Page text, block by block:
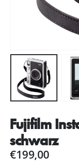
Fujifilm
schwarz
€199,00